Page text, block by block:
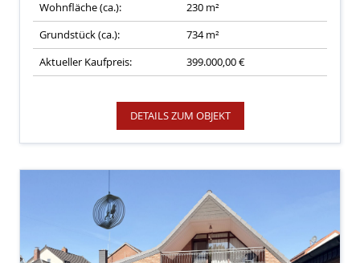
Wohnfläche (ca.):
230 m²
Grundstück (ca.):
734 m²
Aktueller Kaufpreis:
399.000,00 €
DETAILS ZUM OBJEKT